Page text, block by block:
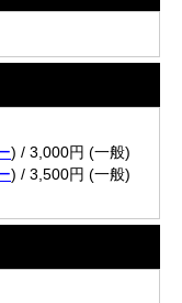
) / 3,000円 (一般)
) / 3,500円 (一般)